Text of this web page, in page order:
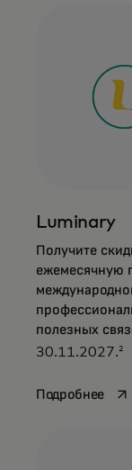
Luminary
Получите
ежемесячную
полезных
30.11.2027.2
Подробнее